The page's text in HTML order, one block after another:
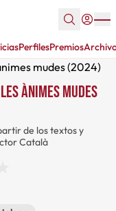
PerfilesPremios
ànimes mudes
de los textos y
Català